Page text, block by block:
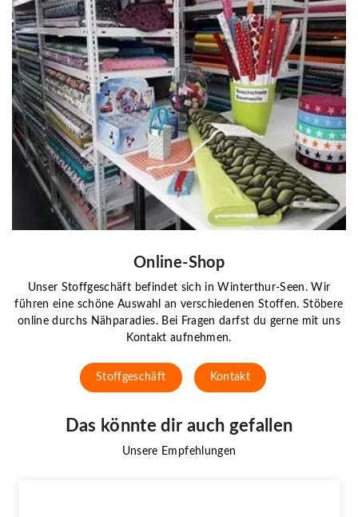
Online-Shop
Unser Stoffgeschäft befindet sich in Winterthur-Seen. Wir
führen eine schöne Auswahl an verschiedenen Stoffen. Stöbere
online durchs Nähparadies. Bei Fragen darfst du gerne mit uns
Kontakt aufnehmen.
Stoffgeschäft Kontakt
Das könnte dir auch gefallen
Unsere Empfehlungen